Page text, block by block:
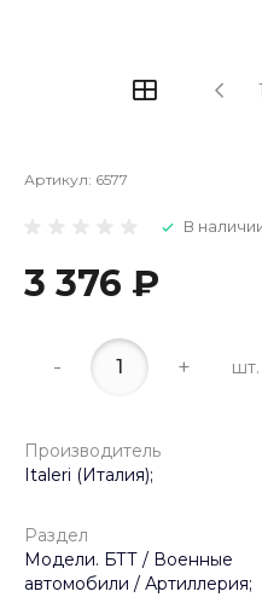
Артикул: 6577
В
3 376 ₽
- + шт.
Производитель
Italeri (Италия);
Раздел
Модели. БТТ / Военные
автомобили / Артиллерия;